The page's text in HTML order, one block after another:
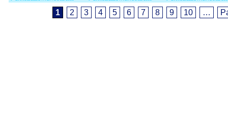
1 2 3 4 5 6 7 8 9 10 …